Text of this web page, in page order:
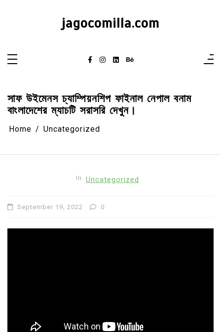
jagocomilla.com
সাফ উইমেনস চ্যাম্পিয়নশিপ ফাইনাল নেপাল বনাম
বাংলাদেশের ম্যাচটি সরাসরি দেখুন।
Home Uncategorized
In Uncategorized
September 19, 2022 0